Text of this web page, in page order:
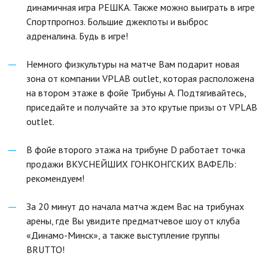
динамичная игра РЕШКА. Также можно выиграть в игре
Спортпрогноз. Большие джекпоты и выброс
адреналина. Будь в игре!
Немного физкультуры на матче Вам подарит новая
зона от компании VPLAB outlet, которая расположена
на втором этаже в фойе Трибуны А. Подтягивайтесь,
приседайте и получайте за это крутые призы от VPLAB
outlet.
В фойе второго этажа на трибуне D работает точка
продажи ВКУСНЕЙШИХ ГОНКОНГСКИХ ВАФЕЛЬ:
рекомендуем!
За 20 минут до начала матча ждем Вас на трибунах
арены, где Вы увидите предматчевое шоу от клуба
«Динамо-Минск», а также выступление группы
BRUTTO!